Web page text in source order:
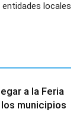
locales
a la Feria
municipios